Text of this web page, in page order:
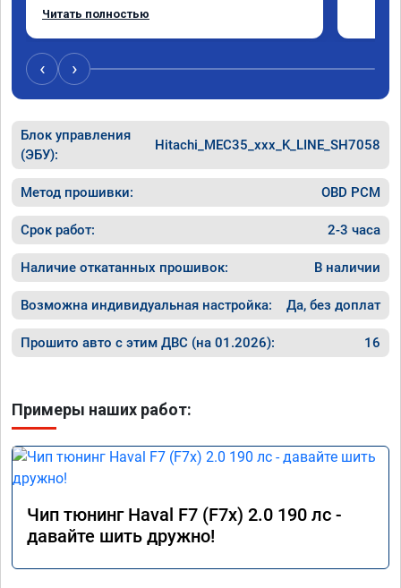
доволен, расход упал, машина стала еще
Читать полностью
‹ ›
Блок управления
(ЭБУ):
Hitachi_MEC35_xxx_K_LINE_SH7058
Метод прошивки: OBD PCM
Срок работ: 2-3 часа
Наличие откатанных прошивок: В наличии
Возможна индивидуальная настройка: Да, без доплат
Прошито авто с этим ДВС (на 01.2026): 16
Примеры наших работ:
Чип тюнинг Haval F7 (F7x) 2.0 190 лс -
давайте шить дружно!